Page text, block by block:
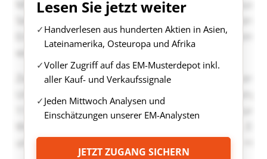
Lesen Sie jetzt weiter
Handverlesen aus hunderten Aktien in Asien,
Lateinamerika, Osteuropa und Afrika
Voller Zugriff auf das EM-Musterdepot inkl.
aller Kauf- und Verkaufssignale
Jeden Mittwoch Analysen und
Einschätzungen unserer EM-Analysten
JETZT ZUGANG SICHERN